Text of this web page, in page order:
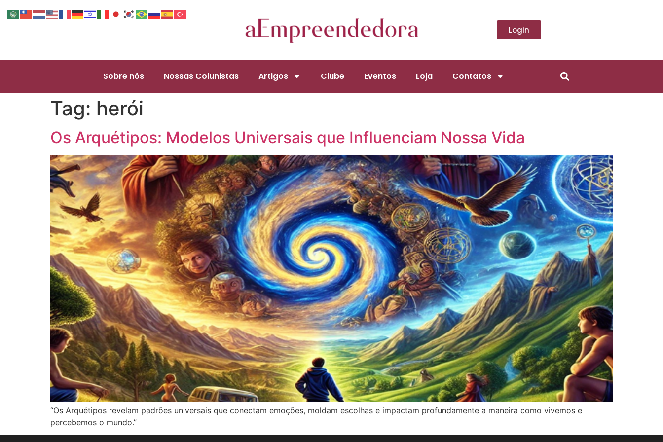
Login
Sobre nós Nossas Colunistas Artigos Clube Eventos Loja Contatos
Tag: herói
Os Arquétipos: Modelos Universais que Influenciam Nossa Vida
“Os Arquétipos revelam padrões universais que conectam emoções, moldam escolhas e impactam profundamente a maneira como vivemos e
percebemos o mundo.”